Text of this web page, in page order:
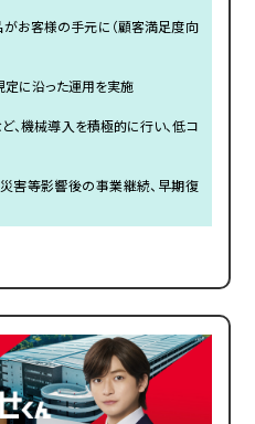
お客様の手元に（顧客満足度向
に沿った運用を実施
、機械導入を積極的に行い、低コ
害等影響後の事業継続、早期復